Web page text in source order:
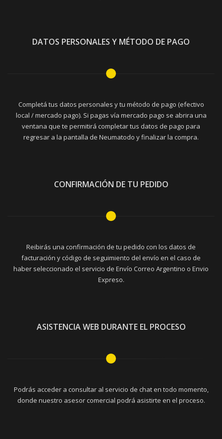
DATOS PERSONALES Y MÉTODO DE PAGO
Completá tus datos personales y tu método de pago (efectivo
local / mercado pago). Si pagas vía mercado pago se abrira una
ventana que te permitirá completar tus datos de pago para
regresar a la pantalla de Neumatodo y finalizar la compra.
CONFIRMACIÓN DE TU PEDIDO
Reibirás una confirmación de tu pedido con los datos de
facturación y código de seguimiento del envío en el caso de
haber seleccionado el servicio de Envío Correo Argentino o Envio
Expreso.
ASISTENCIA WEB DURANTE EL PROCESO
Podrás acceder a consultar al servicio de chat en todo momento,
donde nuestro asesor comercial podrá asistirte en el proceso.